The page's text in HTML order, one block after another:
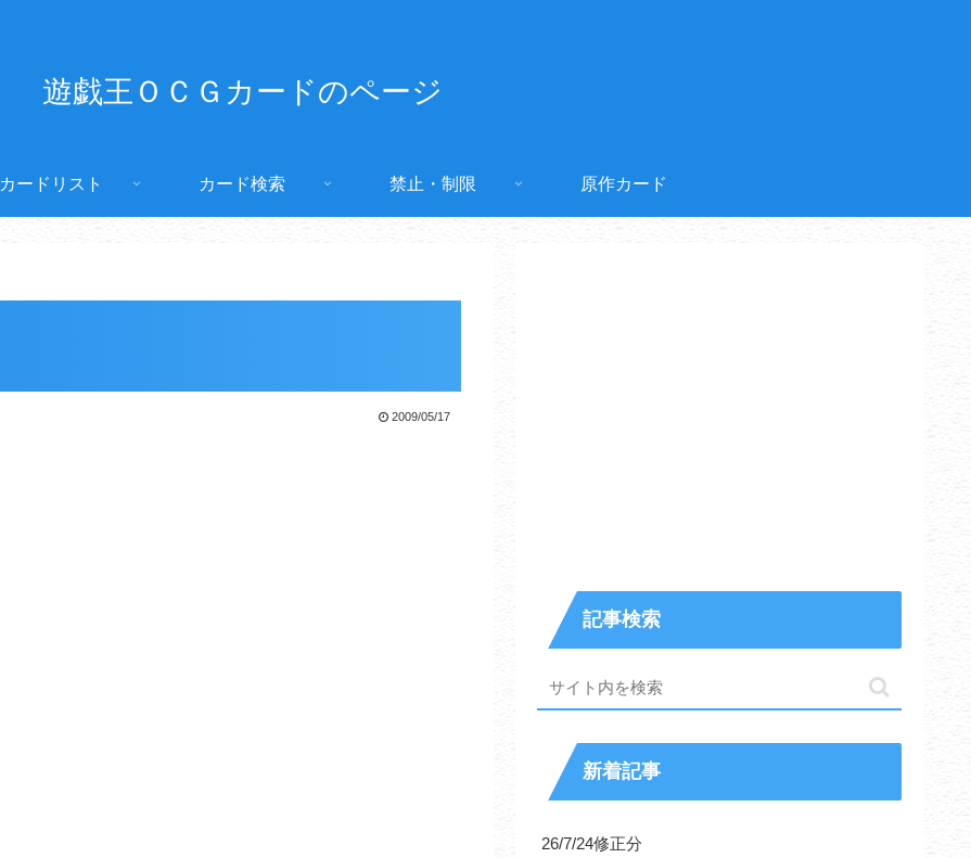
遊戯王ＯＣＧカードのページ
カードリスト カード検索 禁止・制限 原作カード
2009/05/17
記事検索
新着記事
26/7/24修正分